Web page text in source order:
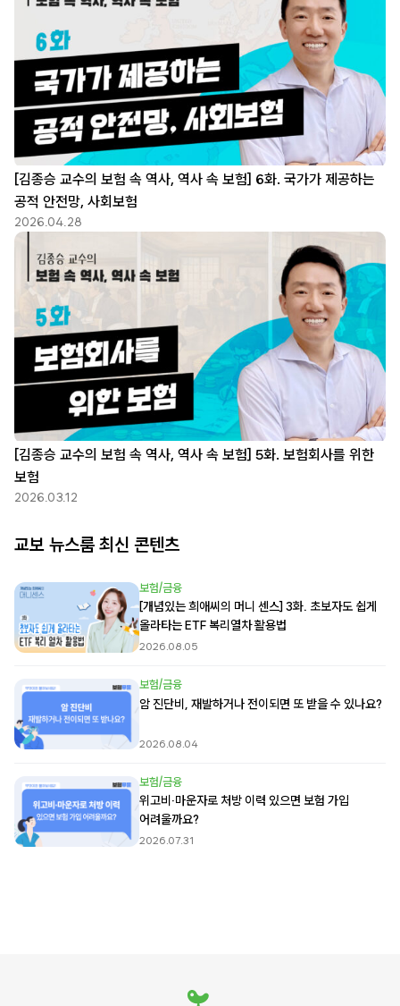
[김종승 교수의 보험 속 역사, 역사 속 보험] 6화. 국가가 제공하는
공적 안전망, 사회보험
2026.04.28
[김종승 교수의 보험 속 역사, 역사 속 보험] 5화. 보험회사를 위한
보험
2026.03.12
교보 뉴스룸 최신 콘텐츠
보험/금융
[개념있는 희애씨의 머니 센스] 3화. 초보자도 쉽게
올라타는 ETF 복리열차 활용법
2026.08.05
보험/금융
암 진단비, 재발하거나 전이되면 또 받을 수 있나요?
2026.08.04
보험/금융
위고비·마운자로 처방 이력 있으면 보험 가입
어려울까요?
2026.07.31